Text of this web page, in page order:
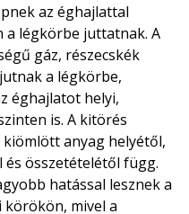
az éghajlattal
a légkörbe juttatnak. A
gáz, részecskék
a légkörbe,
éghajlatot helyi,
is. A kitörés
anyag helyétől,
összetételétől függ.
hatással lesznek a
körökön, mivel a